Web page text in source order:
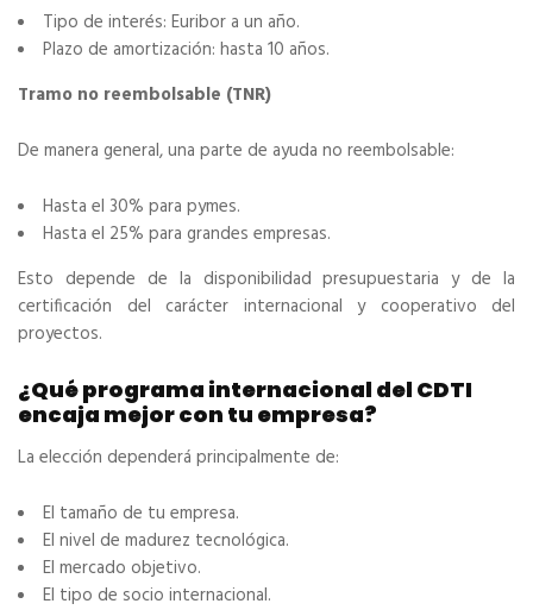
Tipo de interés: Euribor a un año.
Plazo de amortización: hasta 10 años.
Tramo no reembolsable (TNR)
De manera general, una parte de ayuda no reembolsable:
Hasta el 30% para pymes.
Hasta el 25% para grandes empresas.
Esto depende de la disponibilidad presupuestaria y de la
certificación del carácter internacional y cooperativo del
proyectos.
¿Qué programa internacional del CDTI
encaja mejor con tu empresa?
La elección dependerá principalmente de:
El tamaño de tu empresa.
El nivel de madurez tecnológica.
El mercado objetivo.
El tipo de socio internacional.